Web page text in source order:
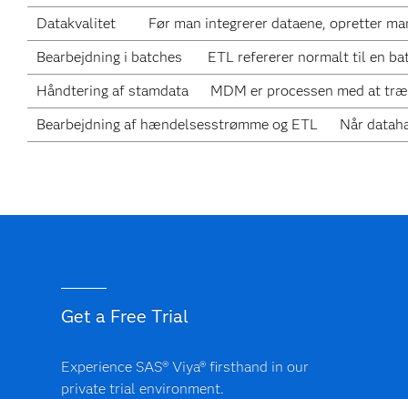
Datakvalitet
Før man integrerer dataene, opretter
Bearbejdning i batches
ETL refererer normalt til en
Håndtering af stamdata
MDM er processen med at
Bearbejdning af hændelsesstrømme og ETL
Når
Get a Free Trial
Experience SAS® Viya® firsthand in our
private trial environment.